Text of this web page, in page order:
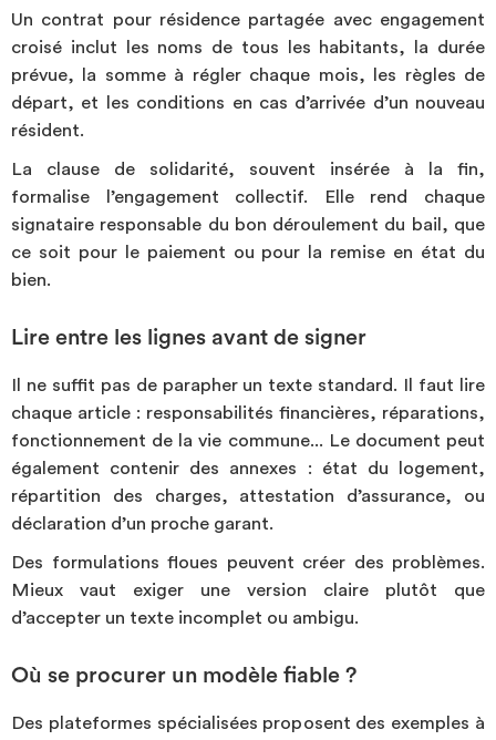
Un contrat pour résidence partagée avec engagement
croisé inclut les noms de tous les habitants, la durée
prévue, la somme à régler chaque mois, les règles de
départ, et les conditions en cas d’arrivée d’un nouveau
résident.
La clause de solidarité, souvent insérée à la fin,
formalise l’engagement collectif. Elle rend chaque
signataire responsable du bon déroulement du bail, que
ce soit pour le paiement ou pour la remise en état du
bien.
Lire entre les lignes avant de signer
Il ne suffit pas de parapher un texte standard. Il faut lire
chaque article : responsabilités financières, réparations,
fonctionnement de la vie commune... Le document peut
également contenir des annexes : état du logement,
répartition des charges, attestation d’assurance, ou
déclaration d’un proche garant.
Des formulations floues peuvent créer des problèmes.
Mieux vaut exiger une version claire plutôt que
d’accepter un texte incomplet ou ambigu.
Où se procurer un modèle fiable ?
Des plateformes spécialisées proposent des exemples à